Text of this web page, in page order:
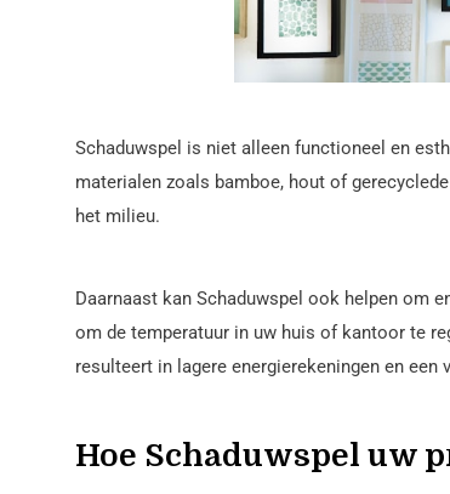
Schaduwspel is niet alleen functioneel en
materialen zoals bamboe, hout of
het milieu.
Daarnaast kan Schaduwspel ook helpen om
om de temperatuur in uw huis of kantoor te
resulteert in lagere energierekeningen en
Hoe Schaduwspel uw